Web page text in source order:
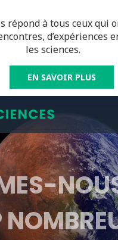
répond à tous ceux qui
d’expériences
les sciences.
EN SAVOIR PLUS